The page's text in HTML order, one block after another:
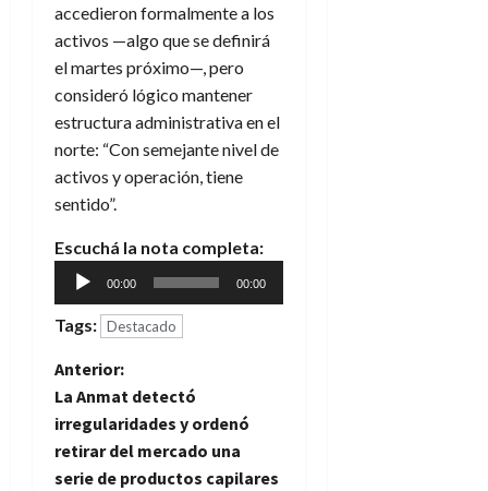
accedieron formalmente a los
activos —algo que se definirá
el martes próximo—, pero
consideró lógico mantener
estructura administrativa en el
norte: “Con semejante nivel de
activos y operación, tiene
sentido”.
Escuchá la nota completa:
Reproductor
de
audio
00:00 00:00
Tags: Destacado
N
a
v
Anterior:
La Anmat detectó
irregularidades y ordenó
retirar del mercado una
serie de productos capilares